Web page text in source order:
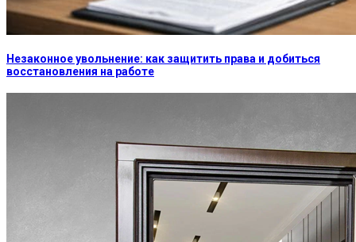
Незаконное увольнение: как защитить права и добиться
восстановления на работе